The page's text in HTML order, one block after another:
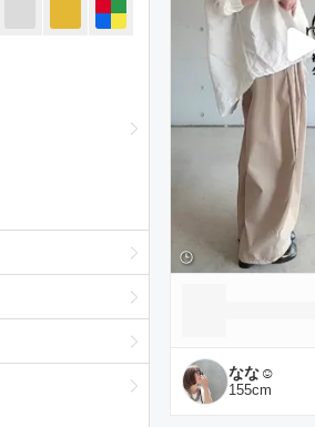
なな☺︎
155cm